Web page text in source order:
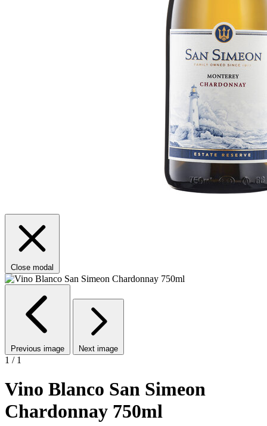
Close modal
Previous image Next image
1 / 1
Vino Blanco San Simeon
Chardonnay 750ml